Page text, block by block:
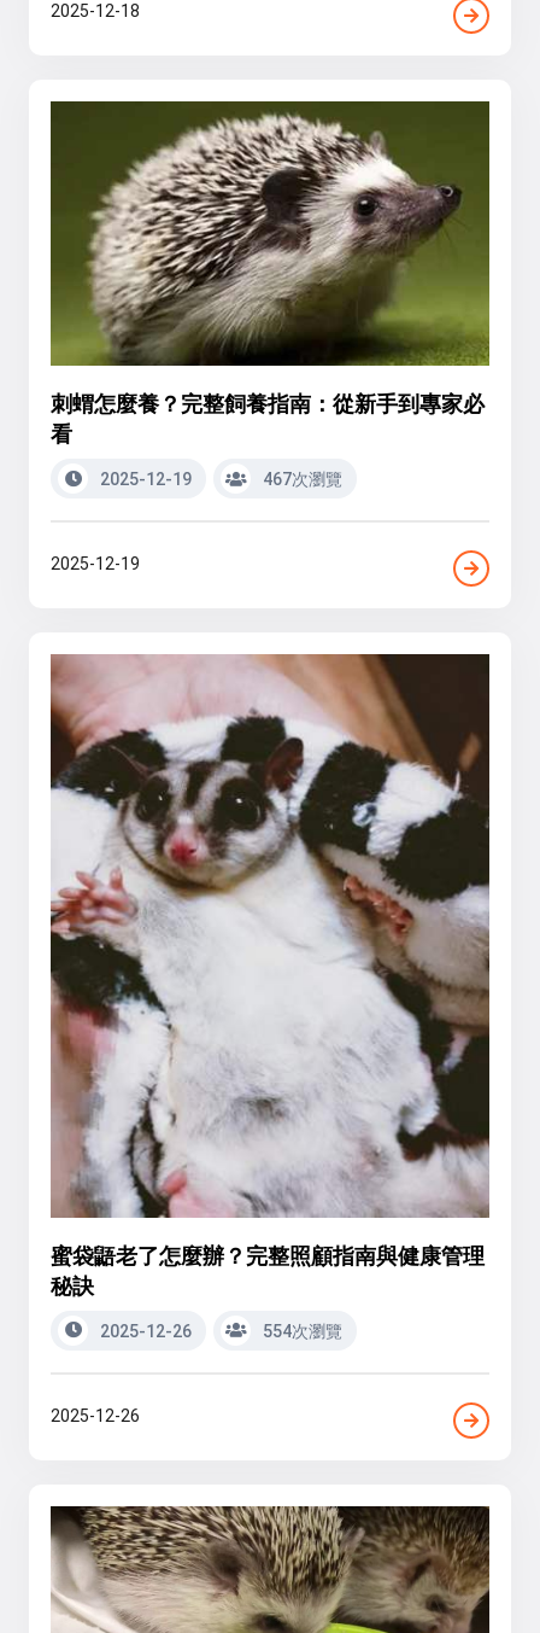
2025-12-18
刺蝟怎麼養？完整飼養指南：從新手到專家必
看
2025-12-19 467次瀏覽
2025-12-19
蜜袋鼯老了怎麼辦？完整照顧指南與健康管理
秘訣
2025-12-26 554次瀏覽
2025-12-26